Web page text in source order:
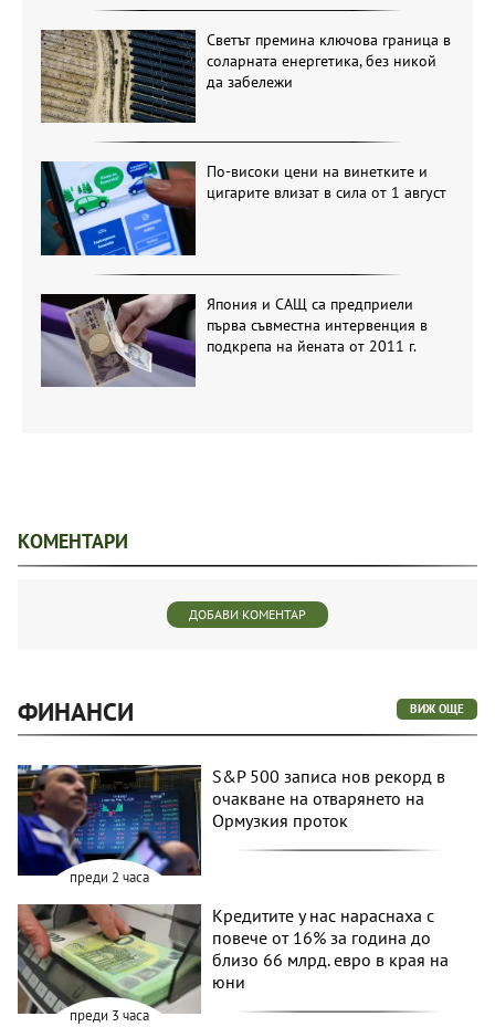
Светът премина ключова граница в
соларната енергетика, без никой
да забележи
По-високи цени на винетките и
цигарите влизат в сила от 1 август
Япония и САЩ са предприели
първа съвместна интервенция в
подкрепа на йената от 2011 г.
КОМЕНТАРИ
ДОБАВИ КОМЕНТАР
ФИНАНСИ ВИЖ ОЩЕ
преди 2 часа
S&P 500 записа нов рекорд в
очакване на отварянето на
Ормузкия проток
преди 3 часа
Кредитите у нас нараснаха с
повече от 16% за година до
близо 66 млрд. евро в края на
юни